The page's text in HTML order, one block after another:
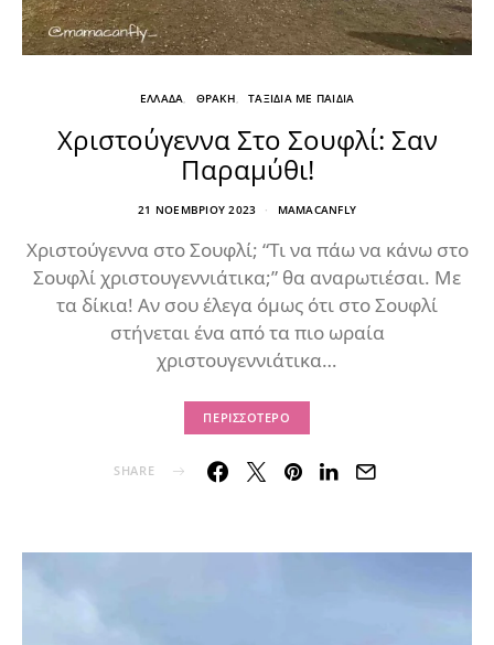
ΕΛΛΑΔΑ ΘΡΑΚΗ ΤΑΞΙΔΙΑ ΜΕ ΠΑΙΔΙΑ
Χριστούγεννα Στο Σουφλί: Σαν
Παραμύθι!
21 ΝΟΕΜΒΡΊΟΥ 2023 MAMACANFLY
Χριστούγεννα στο Σουφλί; “Τι να πάω να κάνω στο
Σουφλί χριστουγεννιάτικα;” θα αναρωτιέσαι. Με
τα δίκια! Αν σου έλεγα όμως ότι στο Σουφλί
στήνεται ένα από τα πιο ωραία
χριστουγεννιάτικα…
ΠΕΡΙΣΣΌΤΕΡΟ
SHARE